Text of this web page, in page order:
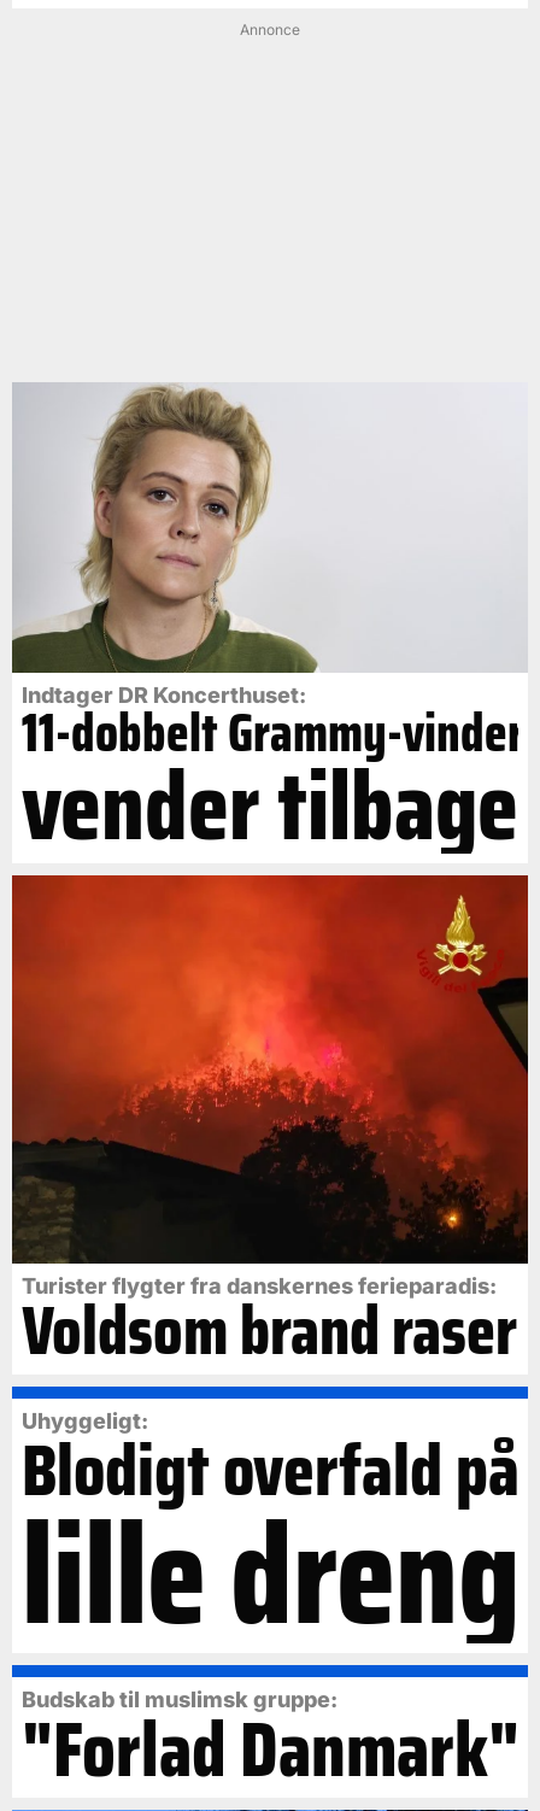
Annonce
Indtager DR Koncerthuset:
11-dobbelt Grammy-vinder
vender tilbage
Turister flygter fra danskernes ferieparadis:
Voldsom brand raser
Uhyggeligt:
Blodigt overfald på
lille dreng
Budskab til muslimsk gruppe:
"Forlad Danmark"